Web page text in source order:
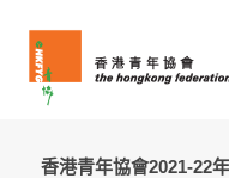
香港青年協會2021-22